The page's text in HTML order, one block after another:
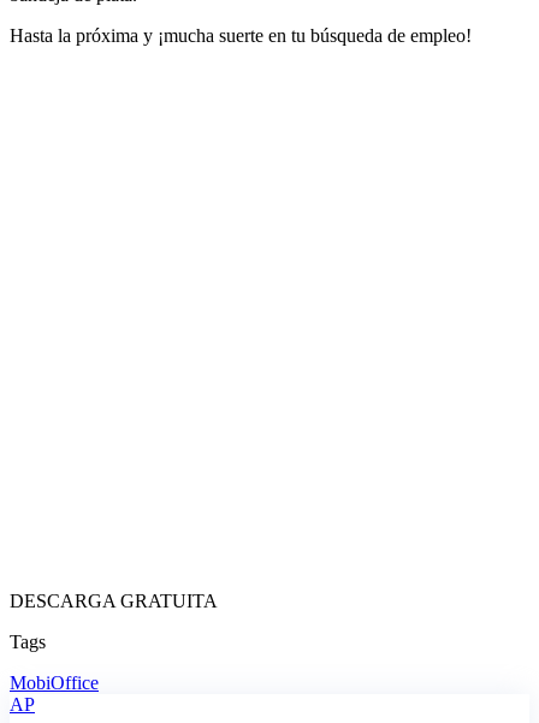
Hasta la próxima y ¡mucha suerte en tu búsqueda de empleo!
DESCARGA GRATUITA
Tags
MobiOffice
AP